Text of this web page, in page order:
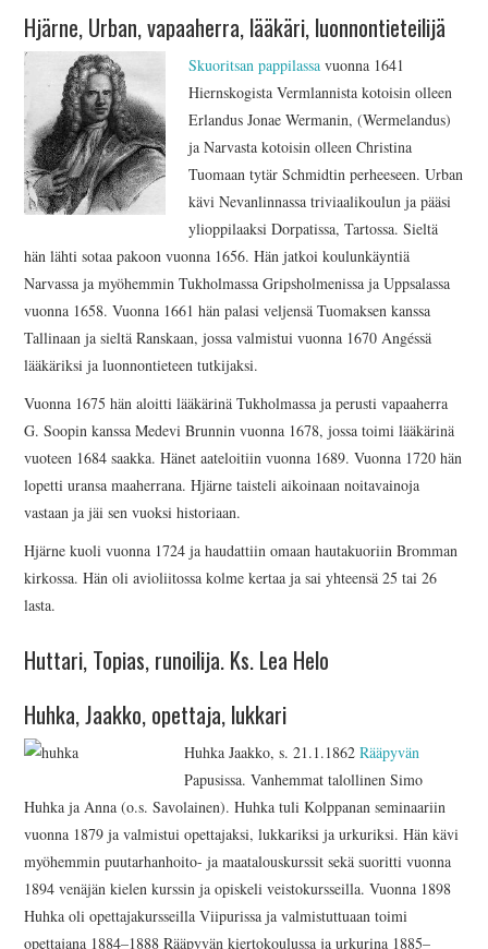
Hjärne, Urban, vapaaherra, lääkäri, luonnontieteilijä
Skuoritsan pappilassa vuonna 1641
Hiernskogista Vermlannista kotoisin olleen
Erlandus Jonae Wermanin, (Wermelandus)
ja Narvasta kotoisin olleen Christina
Tuomaan tytär Schmidtin perheeseen. Urban
kävi Nevanlinnassa triviaalikoulun ja pääsi
ylioppilaaksi Dorpatissa, Tartossa. Sieltä
hän lähti sotaa pakoon vuonna 1656. Hän jatkoi koulunkäyntiä
Narvassa ja myöhemmin Tukholmassa Gripsholmenissa ja Uppsalassa
vuonna 1658. Vuonna 1661 hän palasi veljensä Tuomaksen kanssa
Tallinaan ja sieltä Ranskaan, jossa valmistui vuonna 1670 Angéssä
lääkäriksi ja luonnontieteen tutkijaksi.
Vuonna 1675 hän aloitti lääkärinä Tukholmassa ja perusti vapaaherra
G. Soopin kanssa Medevi Brunnin vuonna 1678, jossa toimi lääkärinä
vuoteen 1684 saakka. Hänet aateloitiin vuonna 1689. Vuonna 1720 hän
lopetti uransa maaherrana. Hjärne taisteli aikoinaan noitavainoja
vastaan ja jäi sen vuoksi historiaan.
Hjärne kuoli vuonna 1724 ja haudattiin omaan hautakuoriin Bromman
kirkossa. Hän oli avioliitossa kolme kertaa ja sai yhteensä 25 tai 26
lasta.
Huttari, Topias, runoilija. Ks. Lea Helo
Huhka, Jaakko, opettaja, lukkari
Huhka Jaakko, s. 21.1.1862Rääpyvän
Papusissa. Vanhemmat talollinen Simo
Huhka ja Anna (o.s. Savolainen). Huhka tuli Kolppanan seminaariin
vuonna 1879 ja valmistui opettajaksi, lukkariksi ja urkuriksi. Hän kävi
myöhemmin puutarhanhoito- ja maatalouskurssit sekä suoritti vuonna
1894 venäjän kielen kurssin ja opiskeli veistokursseilla. Vuonna 1898
Huhka oli opettajakursseilla Viipurissa ja valmistuttuaan toimi
opettajana 1884–1888 Rääpyvän kiertokoulussa ja urkurina 1885–